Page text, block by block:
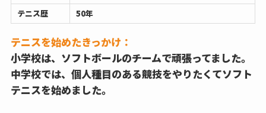
テニス歴
50年
テニスを始めたきっかけ：
小学校は、ソフトボールのチームで頑張ってました。
中学校では、個人種目のある競技をやりたくてソフト
テニスを始めました。